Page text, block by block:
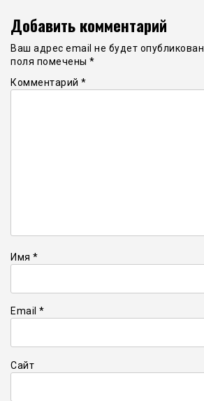
Добавить комментарий
Ваш адрес email не будет опубликован.
поля помечены *
Комментарий *
Имя *
Email *
Сайт